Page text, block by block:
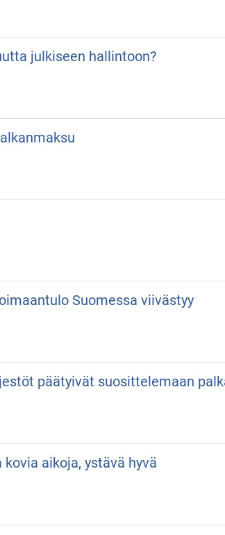
julkiseen hallintoon?
Suomessa viivästyy
päätyivät suosittelemaan
aikoja, ystävä hyvä